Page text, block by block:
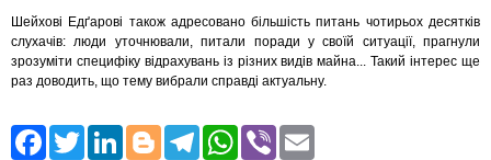
Шейхові Едґарові також адресовано більшість питань чотирьох десятків
слухачів: люди уточнювали, питали поради у своїй ситуації, прагнули
зрозуміти специфіку відрахувань із різних видів майна... Такий інтерес ще
раз доводить, що тему вибрали справді актуальну.
Facebook
Twitter
LinkedIn
Blogger
Telegram
WhatsApp
Viber